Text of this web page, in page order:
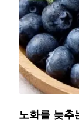
노화를 늦추